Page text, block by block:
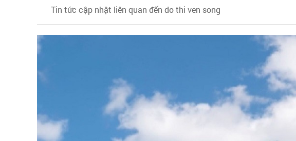
Tin tức cập nhật liên quan đến do thi ven song